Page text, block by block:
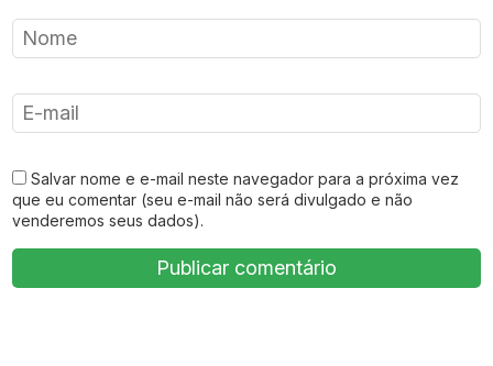
Salvar nome e e-mail neste navegador para a próxima vez
que eu comentar (seu e-mail não será divulgado e não
venderemos seus dados).